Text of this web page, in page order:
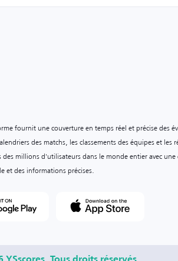
fournit une couverture en temps réel et précise des
des matchs, les classements des équipes et les
des millions d'utilisateurs dans le monde entier avec une
et des informations précises.